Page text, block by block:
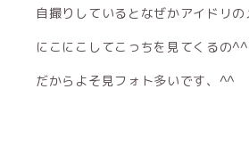
自撮りしているとなぜかアイドリ
にこにこしてこっちを見てくるの^^
だからよそ見フォト多いです、^^